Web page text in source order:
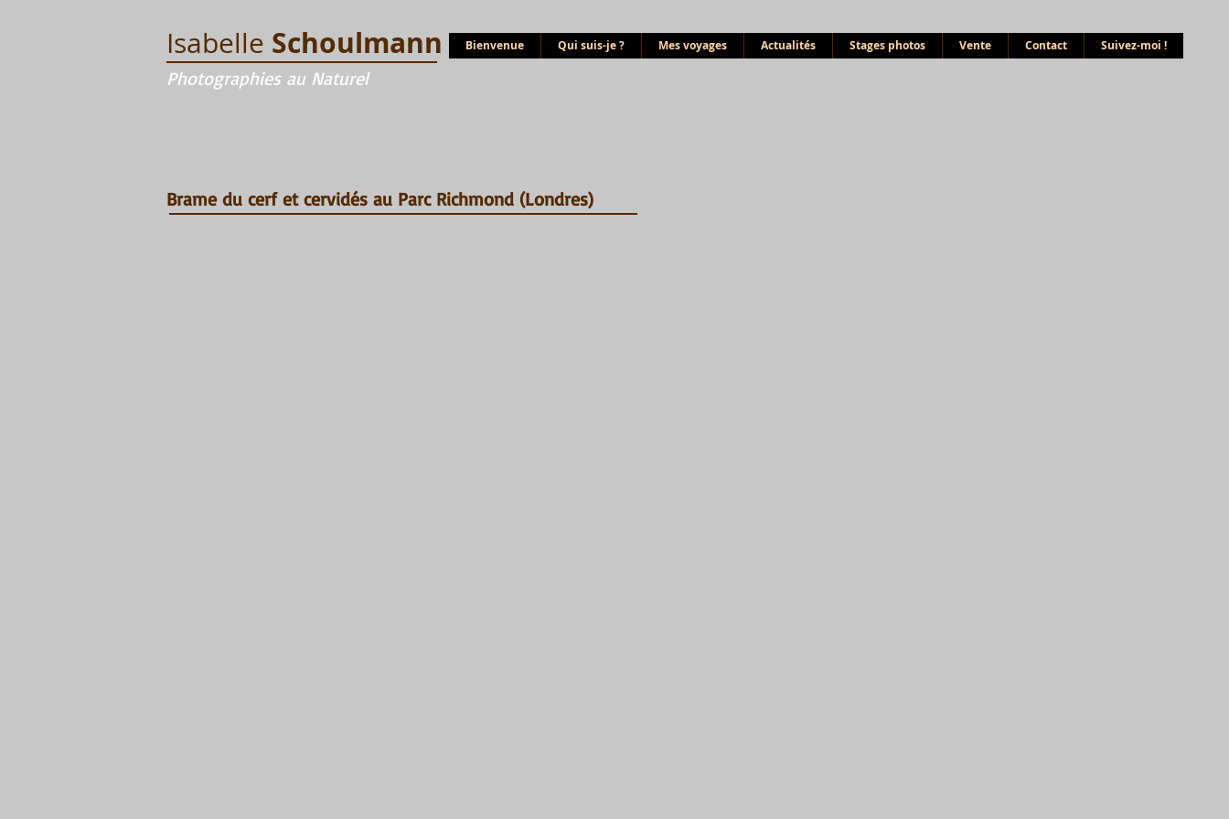
Isabelle Schoulmann Bienvenue Qui suis-je ? Mes voyages Actualités Stages photos Vente Contact Suivez-moi !
Photographies au Naturel
Brame du cerf et cervidés au Parc Richmond (Londres)